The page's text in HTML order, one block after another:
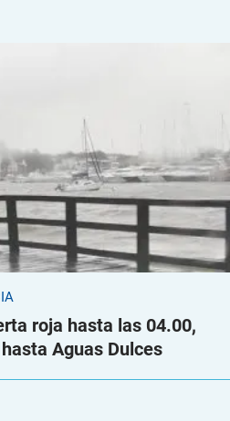
roja hasta las 04.00,
Aguas Dulces